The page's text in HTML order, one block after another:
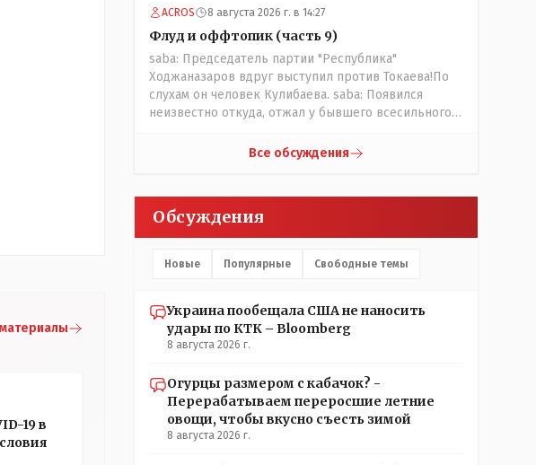
19 в
установлены ПОСЛЕ смерти ребенка.Флаг в руки.
Выяснили и выяснили что дальше? У журналиста НГ
была другая задача провести репортаж а не
расследование maxsaf: Или тебе такой вариант не
нравится? Ты вообще на чьей стороне в этой
истории?Я на стороне объективной подачи
что кондиционеры заменили после происшествия,
и уже после этого пустили журналистов
мальчик просто больной был.А журналисту что
надо было тайком ночью в окно лезть чтобы
претензии могут быть к журналисту? Все вопросы
начали поносить журналиста
ACROS 8 августа 2026 г. в 14:27
Флуд и оффтопик (часть 9)
saba: Председатель партии "Республика"
Ходжаназаров вдруг выступил против Токаева!По
слухам он человек Кулибаева. saba: Появился
неизвестно откуда, отжал у бывшего всесильного
Жаильме сеял ПОЛТОРЫ тысяча гектар , разбогател
Все обсуждения
Обсуждения
Новые Популярные Свободные темы
Украина пообещала США не наносить
удары по КТК – Bloomberg
8 августа 2026 г.
Огурцы размером с кабачок? -
Перерабатываем переросшие летние
овощи, чтобы вкусно съесть зимой
8 августа 2026 г.